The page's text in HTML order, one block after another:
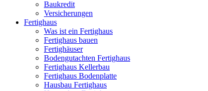
Baukredit
Versicherungen
Fertighaus
Was ist ein Fertighaus
Fertighaus bauen
Fertighäuser
Bodengutachten Fertighaus
Fertighaus Kellerbau
Fertighaus Bodenplatte
Hausbau Fertighaus